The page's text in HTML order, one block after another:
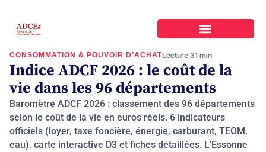
CONSOMMATION & POUVOIR D’ACHATLecture 31 min
Indice ADCF 2026 : le coût de la
vie dans les 96 départements
Baromètre ADCF 2026 : classement des 96 départements
selon le coût de la vie en euros réels. 6 indicateurs
officiels (loyer, taxe foncière, énergie, carburant, TEOM,
eau), carte interactive D3 et fiches détaillées. L’Essonne